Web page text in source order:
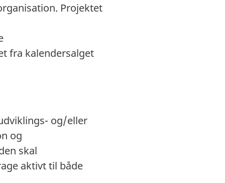
Projektet
fra kalendersalget
og/eller
og
skal
aktivt til både